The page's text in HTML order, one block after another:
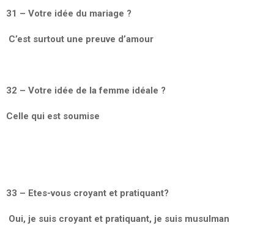
31 – Votre idée du mariage ?
C’est surtout une preuve d’amour
32 – Votre idée de la femme idéale ?
Celle qui est soumise
33 – Etes-vous croyant et pratiquant?
Oui, je suis croyant et pratiquant, je suis musulman